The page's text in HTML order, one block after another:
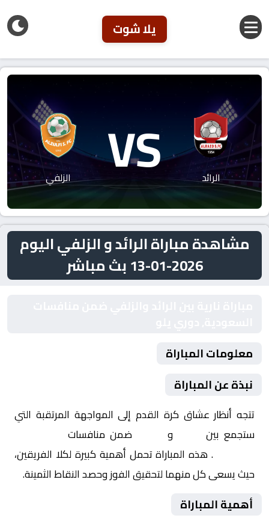
يلا شوت
الرائد VS الزلفي
مشاهدة مباراة الرائد و الزلفي اليوم
2026-01-13 بث مباشر
معلومات المباراة
نبذة عن المباراة
تتجه أنظار عشاق كرة القدم إلى المواجهة المرتقبة التي
ستجمع بين
و ضمن منافسات
. هذه المباراة تحمل أهمية كبيرة لكلا الفريقين،
حيث يسعى كل منهما لتحقيق الفوز وحصد النقاط الثمينة.
أهمية المباراة